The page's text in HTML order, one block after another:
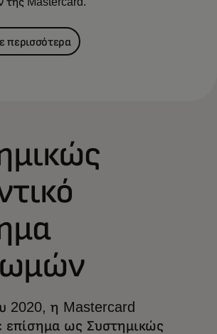
περισσότερα
2020, η Mastercard
επίσημα ως Συστημικώς